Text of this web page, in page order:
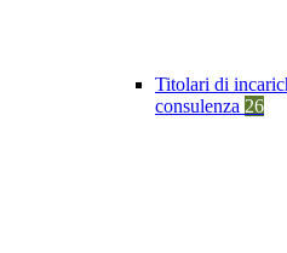
Titolari di
consulenza 26